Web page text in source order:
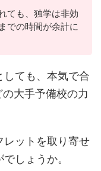
ても、独学は非効
での時間が余計に
しても、本気で合
大手予備校の力
レットを取り寄せ
しょうか。